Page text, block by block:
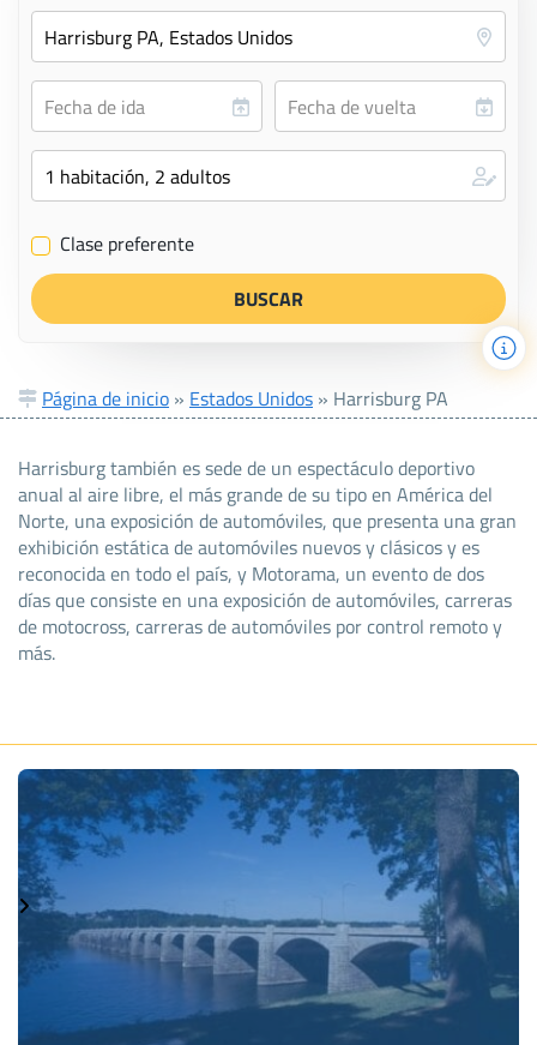
✔ Clase preferente
Página de inicio » Estados Unidos » Harrisburg PA
Harrisburg también es sede de un espectáculo deportivo
anual al aire libre, el más grande de su tipo en América del
Norte, una exposición de automóviles, que presenta una gran
exhibición estática de automóviles nuevos y clásicos y es
reconocida en todo el país, y Motorama, un evento de dos
días que consiste en una exposición de automóviles, carreras
de motocross, carreras de automóviles por control remoto y
más.